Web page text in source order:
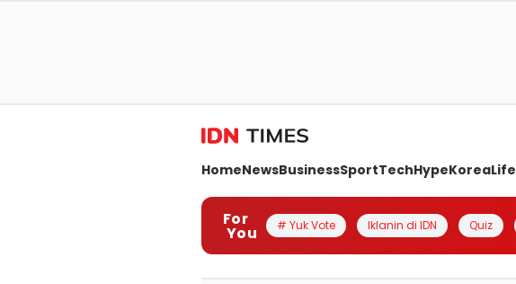
HomeNewsBusinessSportTechHypeKoreaLife
For
You # Yuk Vote Iklanin di IDN Quiz